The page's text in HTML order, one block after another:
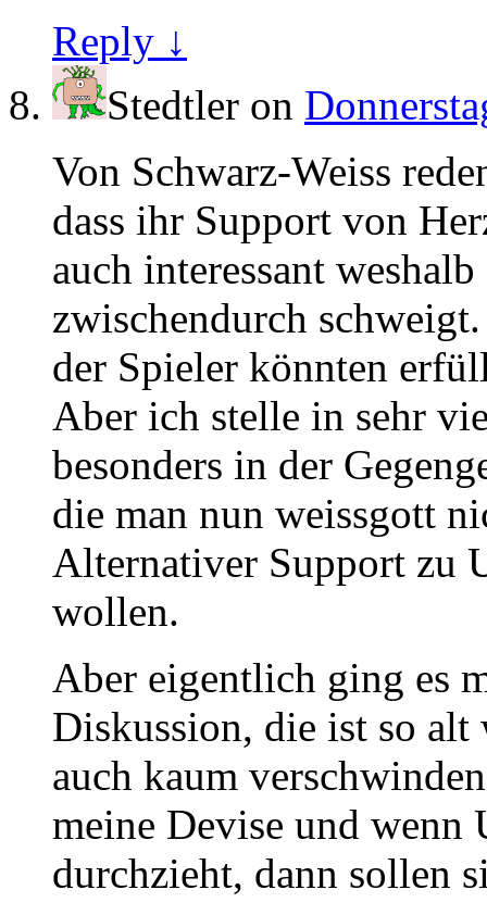
Reply ↓
Stedtler on
Von Schwarz-Weiss
dass ihr Support von
auch interessant
zwischendurch
der Spieler könnten
Aber ich stelle in sehr
besonders in der
die man nun weissgott
Alternativer Support zu
wollen.
Aber eigentlich ging es
Diskussion, die ist so
auch kaum
meine Devise und
durchzieht, dann sollen